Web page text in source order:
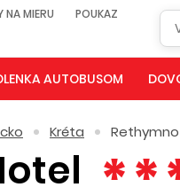
NA MIERU
POUKAZ
AUTOBUSOM
Kréta Rethymno